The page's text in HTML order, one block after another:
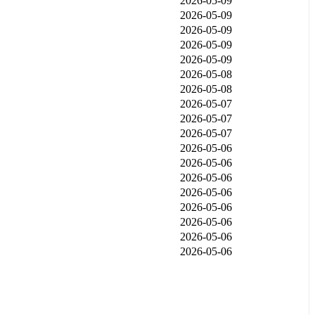
2026-05-09
2026-05-09
2026-05-09
2026-05-09
2026-05-08
2026-05-08
2026-05-07
2026-05-07
2026-05-07
2026-05-06
2026-05-06
2026-05-06
2026-05-06
2026-05-06
2026-05-06
2026-05-06
2026-05-06